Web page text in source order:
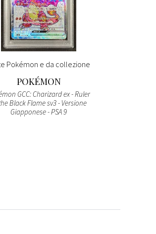
Pokémon e da collezione
POKÉMON
GCC: Charizard ex - Ruler
Black Flame sv3 - Versione
Giapponese - PSA 9